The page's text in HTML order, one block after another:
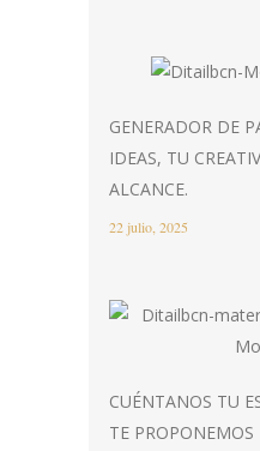
GENERADOR DE
IDEAS, TU
ALCANCE.
22 julio, 2025
CUÉNTANOS TU
TE PROPONEMOS